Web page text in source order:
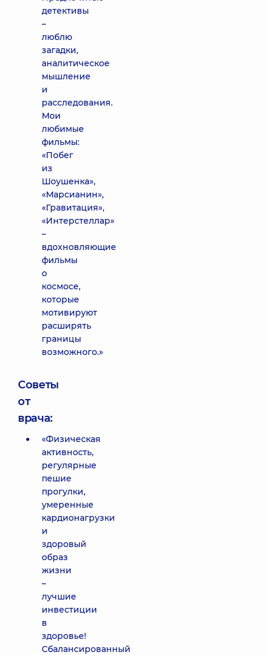
детективы
–
люблю
загадки,
аналитическое
мышление
и
расследования.
Мои
любимые
фильмы:
«Побег
из
Шоушенка»,
«Марсианин»,
«Гравитация»,
«Интерстеллар»
–
вдохновляющие
фильмы
о
космосе,
которые
мотивируют
расширять
границы
возможного.»
Советы
от
врача:
«Физическая
активность,
регулярные
пешие
прогулки,
умеренные
кардионагрузки
и
здоровый
образ
жизни
–
лучшие
инвестиции
в
здоровье!
Сбалансированный